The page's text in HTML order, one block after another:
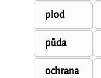
plod
půda
ochrana